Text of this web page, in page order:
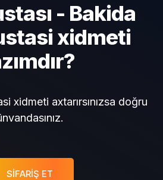
- Bakida
xidmeti
xidmeti axtarırsınızsa doğru
SIFARIŞ ET